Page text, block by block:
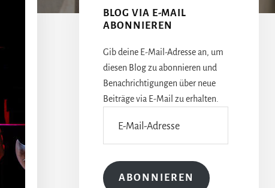
BLOG VIA E-MAIL
ABONNIEREN
Gib deine E-Mail-Adresse an, um
diesen Blog zu abonnieren und
Benachrichtigungen über neue
Beiträge via E-Mail zu erhalten.
Mail-
Adresse
ABONNIEREN